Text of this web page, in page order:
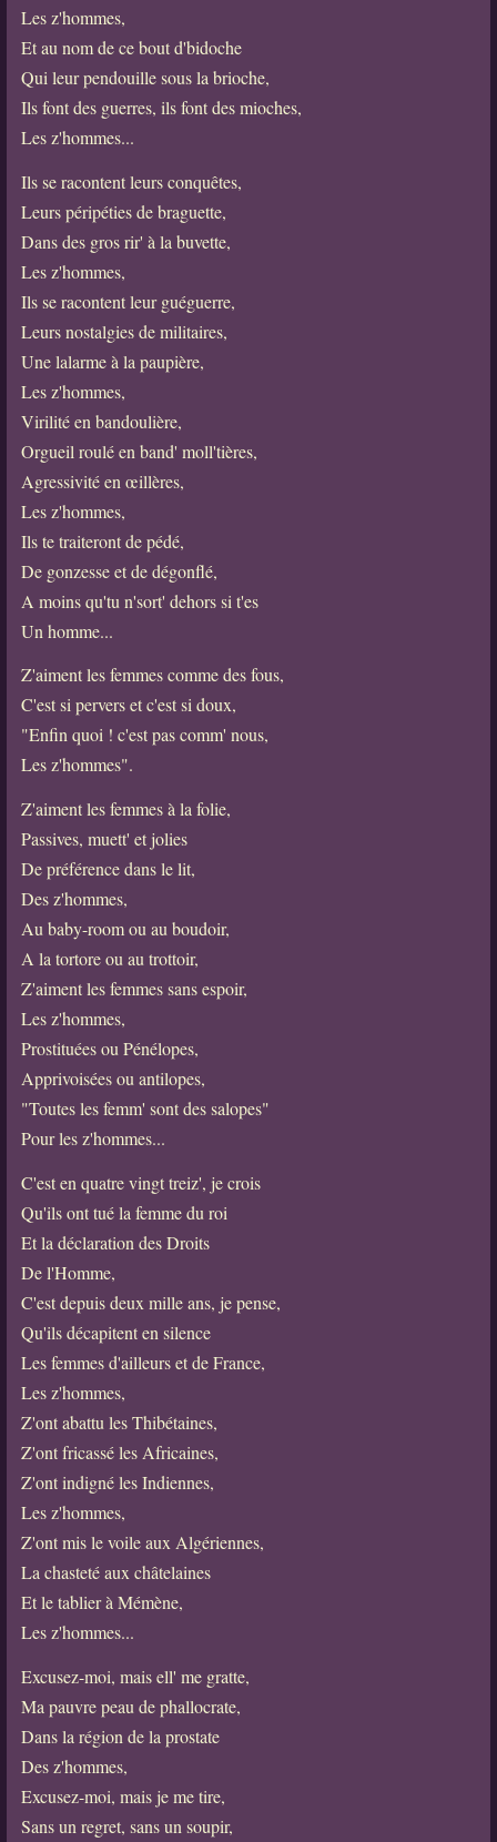
Les z'hommes,
Et au nom de ce bout d'bidoche
Qui leur pendouille sous la brioche,
Ils font des guerres, ils font des mioches,
Les z'hommes...
Ils se racontent leurs conquêtes,
Leurs péripéties de braguette,
Dans des gros rir' à la buvette,
Les z'hommes,
Ils se racontent leur guéguerre,
Leurs nostalgies de militaires,
Une lalarme à la paupière,
Les z'hommes,
Virilité en bandoulière,
Orgueil roulé en band' moll'tières,
Agressivité en œillères,
Les z'hommes,
Ils te traiteront de pédé,
De gonzesse et de dégonflé,
A moins qu'tu n'sort' dehors si t'es
Un homme...
Z'aiment les femmes comme des fous,
C'est si pervers et c'est si doux,
"Enfin quoi ! c'est pas comm' nous,
Les z'hommes".
Z'aiment les femmes à la folie,
Passives, muett' et jolies
De préférence dans le lit,
Des z'hommes,
Au baby-room ou au boudoir,
A la tortore ou au trottoir,
Z'aiment les femmes sans espoir,
Les z'hommes,
Prostituées ou Pénélopes,
Apprivoisées ou antilopes,
"Toutes les femm' sont des salopes"
Pour les z'hommes...
C'est en quatre vingt treiz', je crois
Qu'ils ont tué la femme du roi
Et la déclaration des Droits
De l'Homme,
C'est depuis deux mille ans, je pense,
Qu'ils décapitent en silence
Les femmes d'ailleurs et de France,
Les z'hommes,
Z'ont abattu les Thibétaines,
Z'ont fricassé les Africaines,
Z'ont indigné les Indiennes,
Les z'hommes,
Z'ont mis le voile aux Algériennes,
La chasteté aux châtelaines
Et le tablier à Mémène,
Les z'hommes...
Excusez-moi, mais ell' me gratte,
Ma pauvre peau de phallocrate,
Dans la région de la prostate
Des z'hommes,
Excusez-moi, mais je me tire,
Sans un regret, sans un soupir,